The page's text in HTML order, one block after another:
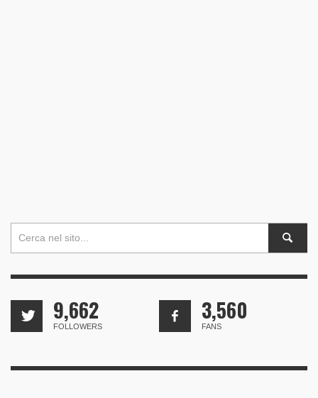
9,662
FOLLOWERS
3,560
FANS